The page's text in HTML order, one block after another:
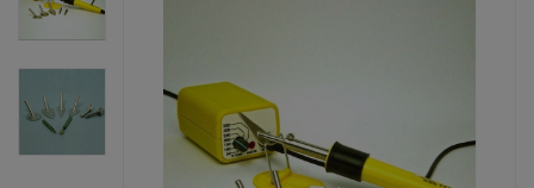
VOIR L'ATTESTATION
Basé sur 3 avis